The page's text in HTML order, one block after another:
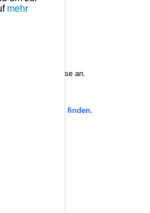
fragen Sie diese an.
Kategorie zu finden.
mehr